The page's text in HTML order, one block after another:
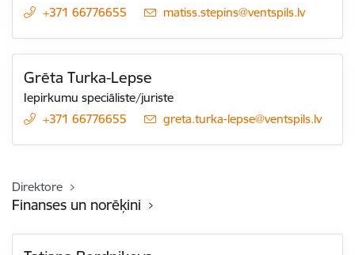
+371 66776655
E-pasts:
matiss.stepins@ventspils.lv
Grēta Turka-Lepse
Iepirkumu speciāliste/juriste
+371 66776655
E-pasts:
greta.turka-lepse@ventspils.lv
Direktore
Finanses un norēķini